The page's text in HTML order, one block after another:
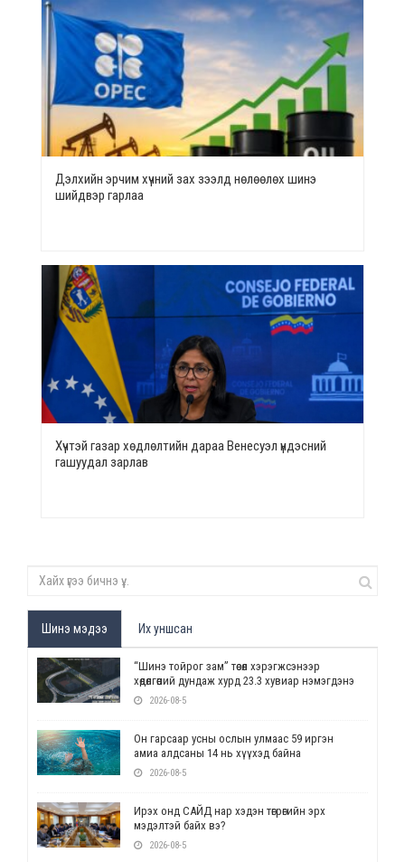
Дэлхийн эрчим хүчний зах зээлд нөлөөлөх шинэ
шийдвэр гарлаа
Хүчтэй газар хөдлөлтийн дараа Венесуэл үндэсний
гашуудал зарлав
Шинэ мэдээ Их уншсан
“Шинэ тойрог зам” төсөл хэрэгжсэнээр
хөдөлгөөний дундаж хурд 23.3 хувиар нэмэгдэнэ
2026-08-5
Он гарсаар усны ослын улмаас 59 иргэн
амиа алдсаны 14 нь хүүхэд байна
2026-08-5
Ирэх онд САЙД нар хэдэн төгрөгийн эрх
мэдэлтэй байх вэ?
2026-08-5